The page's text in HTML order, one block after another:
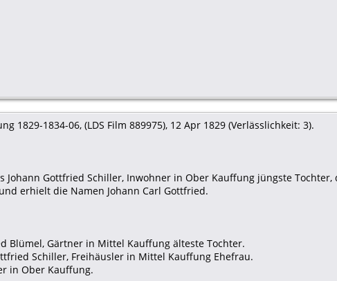
1829-1834-06, (LDS Film 889975), 12 Apr 1829 (Verlässlichkeit: 3).
Johann Gottfried Schiller, Inwohner in Ober Kauffung jüngste
erhielt die Namen Johann Carl Gottfried.
Blümel, Gärtner in Mittel Kauffung älteste Tochter.
Schiller, Freihäusler in Mittel Kauffung Ehefrau.
in Ober Kauffung.